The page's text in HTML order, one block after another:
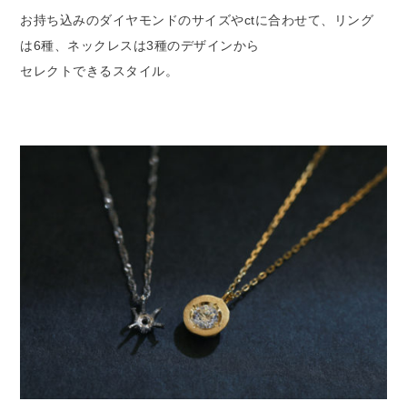
お持ち込みのダイヤモンドのサイズやctに合わせて、リング
は6種、ネックレスは3種のデザインから
セレクトできるスタイル。